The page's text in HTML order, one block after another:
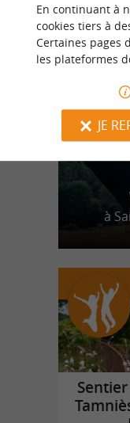
à
En continuant à
cookies tiers à
Certaines pages
les plateformes
JE